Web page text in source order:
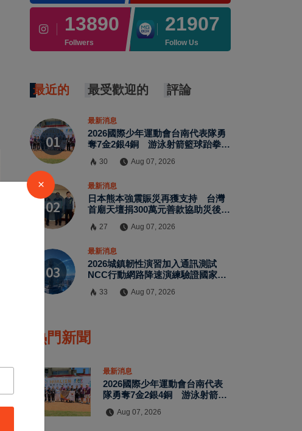
13890
Follwers
21907
Follow Us
最近的 最受歡迎的 評論
最新消息
2026國際少年運動會台南代表隊勇
奪7金2銀4銅 游泳射箭籃球跆拳道
30 Aug 07, 2026
最新消息
日本熊本強震賑災再獲支持 台灣
首廟天壇捐300萬元善款協助災後復
27 Aug 07, 2026
最新消息
2026城鎮韌性演習加入通訊測試
NCC行動網路降速演練驗證國家通
33 Aug 07, 2026
熱門新聞
最新消息
2026國際少年運動會台南代表
隊勇奪7金2銀4銅 游泳射箭籃
Aug 07, 2026
×